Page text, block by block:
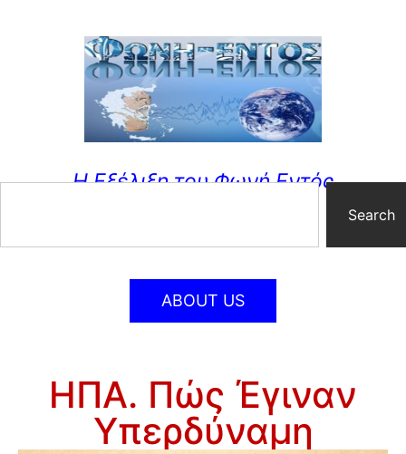
Η Εξέλιξη του Φωνή Εντός
Search
ABOUT US
ΗΠΑ. Πώς Έγιναν
Υπερδύναμη